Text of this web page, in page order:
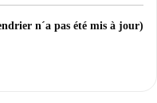
n´a pas été mis à jour)